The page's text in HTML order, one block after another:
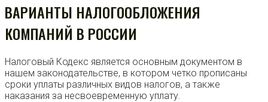
ВАРИАНТЫ НАЛОГООБЛОЖЕНИЯ
КОМПАНИЙ В РОССИИ
Налоговый Кодекс является основным документом в
нашем законодательстве, в котором четко прописаны
сроки уплаты различных видов налогов, а также
наказания за несвоевременную уплату.